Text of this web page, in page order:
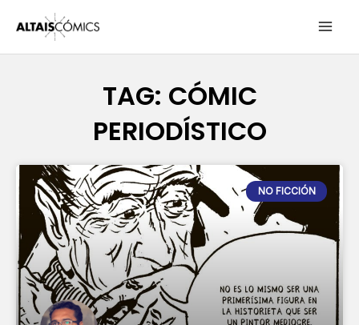
contenido
TAG: CÓMIC
PERIODÍSTICO
NO FICCIÓN
PagePagePage